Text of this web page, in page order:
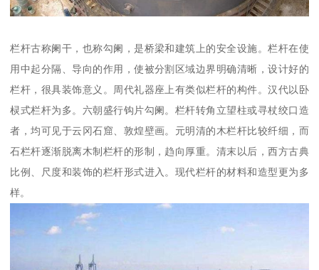
栏杆古称阑干，也称勾阑，是桥梁和建筑上的安全设施。栏杆在使
用中起分隔、导向的作用，使被分割区域边界明确清晰，设计好的
栏杆，很具装饰意义。周代礼器座上有类似栏杆的构件。汉代以卧
棂式栏杆为多。六朝盛行钩片勾阑。栏杆转角立望柱或寻杖绞口造
者，均可见于云冈石窟、敦煌壁画。元明清的木栏杆比较纤细，而
石栏杆逐渐脱离木制栏杆的形制，趋向厚重。清末以后，西方古典
比例、尺度和装饰的栏杆形式进入。现代栏杆的材料和造型更为多
样。